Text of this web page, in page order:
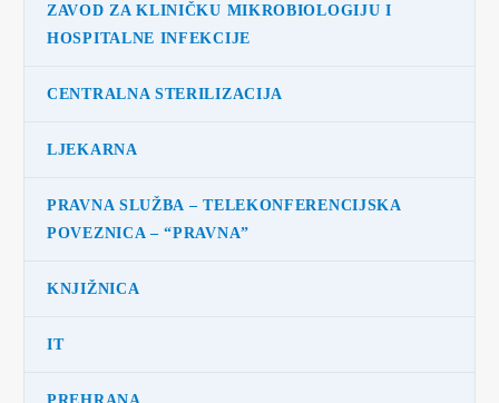
ZAVOD ZA KLINIČKU MIKROBIOLOGIJU I
HOSPITALNE INFEKCIJE
CENTRALNA STERILIZACIJA
LJEKARNA
PRAVNA SLUŽBA – TELEKONFERENCIJSKA
POVEZNICA – “PRAVNA”
KNJIŽNICA
IT